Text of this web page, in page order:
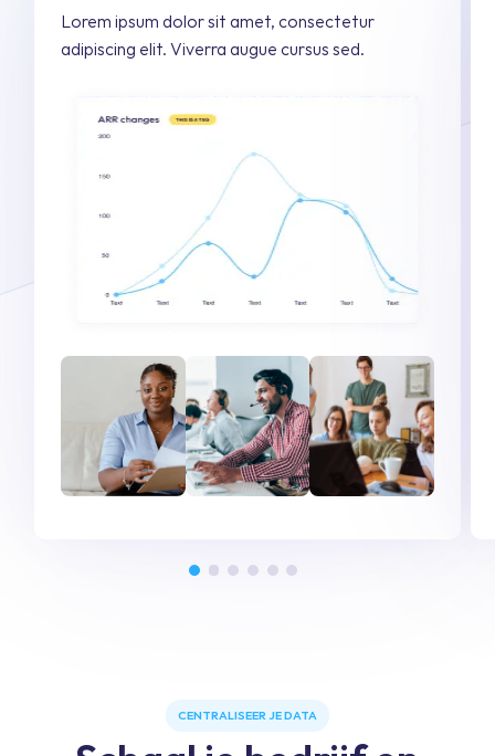
Lorem ipsum dolor sit amet, consectetur
adipiscing elit. Viverra augue cursus sed.
CENTRALISEER JE DATA